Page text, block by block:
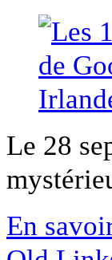
Le 28
En